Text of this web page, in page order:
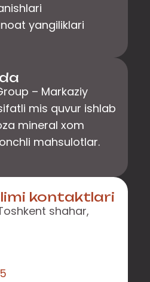
yangiliklari
– Markaziy
mis quvur ishlab
mineral xom
mahsulotlar.
kontaktlari
shahar,